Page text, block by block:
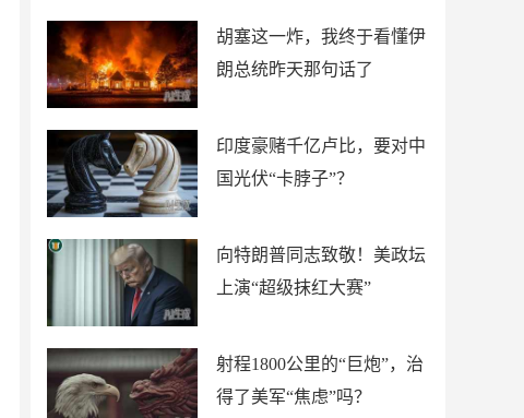
胡塞这一炸，我终于看懂伊
朗总统昨天那句话了
印度豪赌千亿卢比，要对中
国光伏“卡脖子”？
向特朗普同志致敬！美政坛
上演“超级抹红大赛”
射程1800公里的“巨炮”，治
得了美军“焦虑”吗？